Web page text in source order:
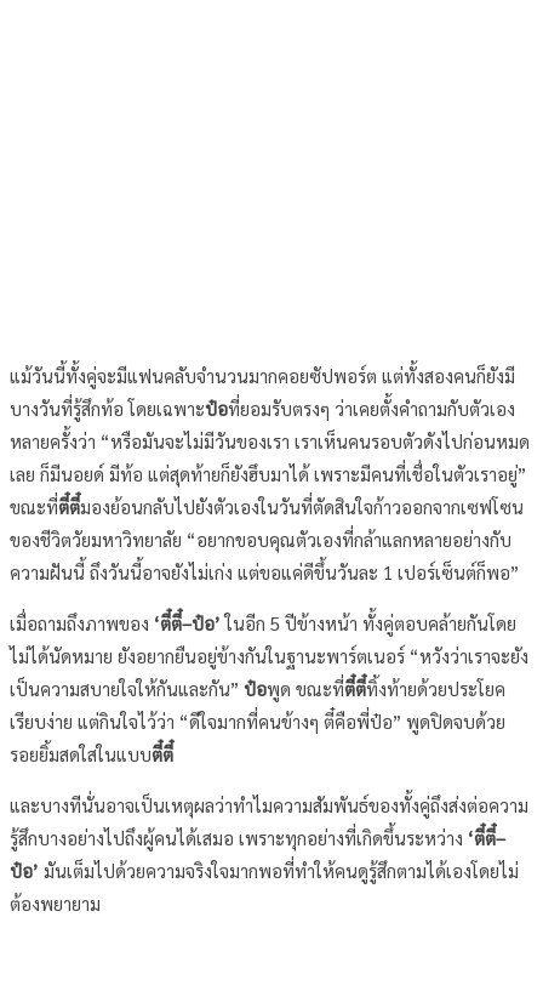
แม้วันนี้ทั้งคู่จะมีแฟนคลับจำนวนมากคอยซัปพอร์ต แต่ทั้งสองคนก็ยังมี
บางวันที่รู้สึกท้อ โดยเฉพาะป๋อที่ยอมรับตรงๆ ว่าเคยตั้งคำถามกับตัวเอง
หลายครั้งว่า “หรือมันจะไม่มีวันของเรา เราเห็นคนรอบตัวดังไปก่อนหมด
เลย ก็มีนอยด์ มีท้อ แต่สุดท้ายก็ยังฮึบมาได้ เพราะมีคนที่เชื่อในตัวเราอยู่”
ขณะที่ตี๋ตี๋มองย้อนกลับไปยังตัวเองในวันที่ตัดสินใจก้าวออกจากเซฟโซน
ของชีวิตวัยมหาวิทยาลัย “อยากขอบคุณตัวเองที่กล้าแลกหลายอย่างกับ
ความฝันนี้ ถึงวันนี้อาจยังไม่เก่ง แต่ขอแค่ดีขึ้นวันละ 1 เปอร์เซ็นต์ก็พอ”
เมื่อถามถึงภาพของ ‘ตี๋ตี๋–ป๋อ’ในอีก 5 ปีข้างหน้า ทั้งคู่ตอบคล้ายกันโดย
ไม่ได้นัดหมาย ยังอยากยืนอยู่ข้างกันในฐานะพาร์ตเนอร์ “หวังว่าเราจะยัง
เป็นความสบายใจให้กันและกัน” ป๋อพูด ขณะที่ตี๋ตี๋ทิ้งท้ายด้วยประโยค
เรียบง่าย แต่กินใจไว้ว่า “ดีใจมากที่คนข้างๆ ตี๋คือพี่ป๋อ” พูดปิดจบด้วย
รอยยิ้มสดใสในแบบตี๋ตี๋
และบางทีนั่นอาจเป็นเหตุผลว่าทำไมความสัมพันธ์ของทั้งคู่ถึงส่งต่อความ
รู้สึกบางอย่างไปถึงผู้คนได้เสมอ เพราะทุกอย่างที่เกิดขึ้นระหว่าง ‘ตี๋ตี๋–
ป๋อ’ มันเต็มไปด้วยความจริงใจมากพอที่ทำให้คนดูรู้สึกตามได้เองโดยไม่
ต้องพยายาม